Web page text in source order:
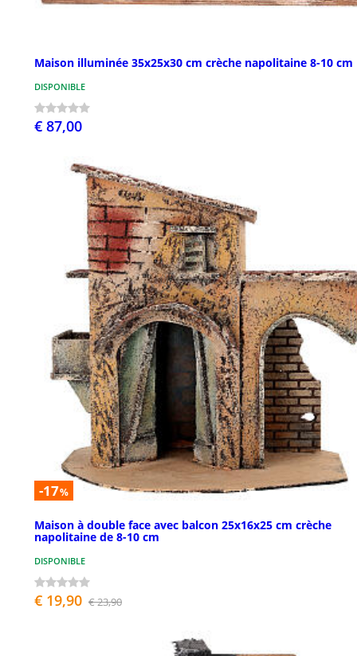
Maison illuminée 35x25x30 cm crèche napolitaine 8-10 cm
DISPONIBLE
€ 87,00
-17%
Maison à double face avec balcon 25x16x25 cm crèche
napolitaine de 8-10 cm
DISPONIBLE
€ 19,90 € 23,90